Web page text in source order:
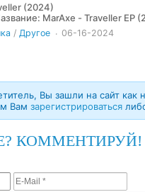
(2024)
Год: 2024 Количество треков: 3
06-16-2024
/ Другое
Вы зашли на сайт как
Вам зарегистрироваться
КОММЕНТИРУЙ!